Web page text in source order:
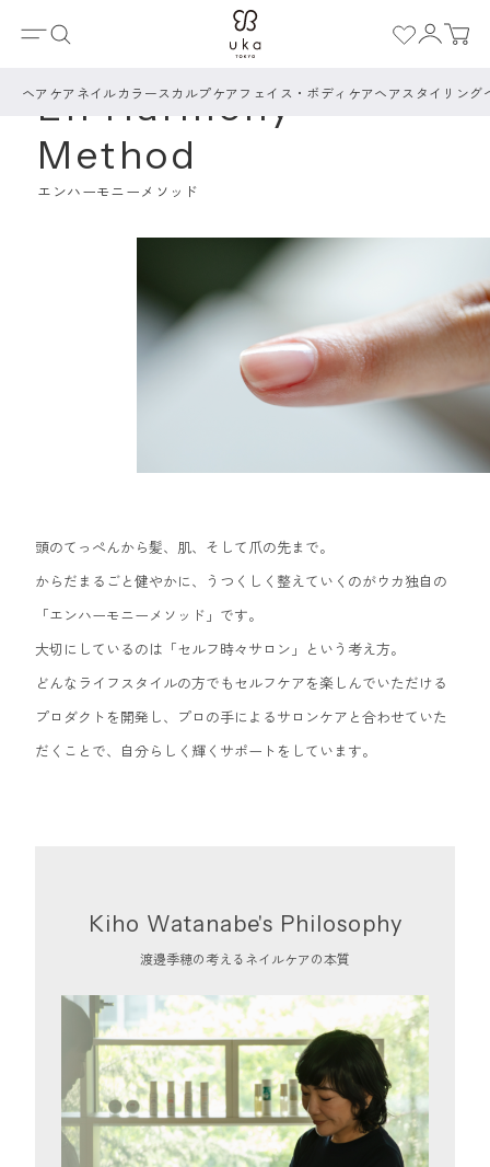
ヘアケアネイルカラースカルプケアフェイス・ボディケアヘアスタイリング
En Harmony Method
En Harmony
Method
エンハーモニーメソッド
頭のてっぺんから髪、肌、そして爪の先まで。
からだまるごと健やかに、うつくしく整えていくのがウカ独自の
「エンハーモニーメソッド」です。
大切にしているのは「セルフ時々サロン」という考え方。
どんなライフスタイルの方でもセルフケアを楽しんでいただける
プロダクトを開発し、 プロの手によるサロンケアと合わせていた
だくことで、自分らしく輝くサポートをしています。
Kiho Watanabe's Philosophy
渡邊季穂の考えるネイルケアの本質